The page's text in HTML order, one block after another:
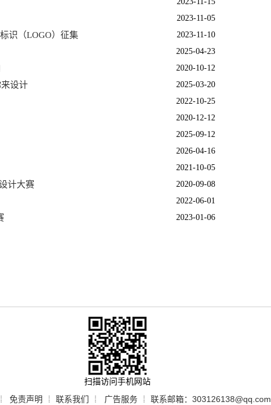
2023-11-05
识（LOGO）征集 2023-11-10
2025-04-23
2020-10-12
设计 2025-03-20
2022-10-25
2020-12-12
2025-09-12
2026-04-16
2021-10-05
计大赛 2020-09-08
2022-06-01
2023-01-06
扫描访问手机网站
┊ 免责声明 ┊ 联系我们 ┊ 广告服务 ┊ 联系邮箱：303126138@qq.com